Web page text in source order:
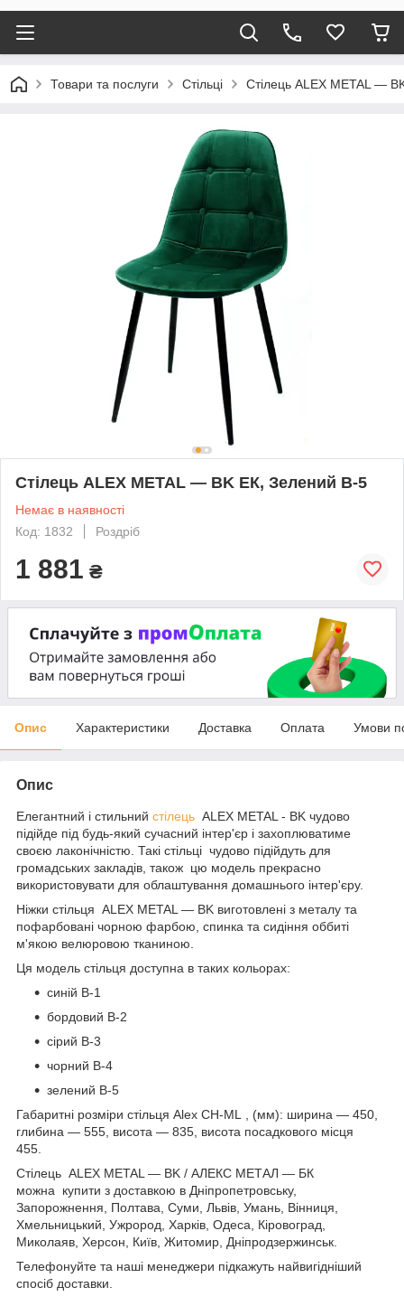
Товари та послуги Стільці Стілець ALEX METAL —
Стілець ALEX METAL — BK ЕК, Зелений В-5
Немає в наявності
Код: 1832
Роздріб
1 881 ₴
Опис Характеристики Доставка Оплата Умови
Опис
Елегантний і стильний стілець ALEX METAL - BK чудово
підійде під будь-який сучасний інтер'єр і захоплюватиме
своєю лаконічністю. Такі стільці чудово підійдуть для
громадських закладів, також цю модель прекрасно
використовувати для облаштування домашнього інтер'єру.
Ніжки стільця ALEX METAL — BK виготовлені з металу та
пофарбовані чорною фарбою, спинка та сидіння оббиті
м'якою велюровою тканиною.
Ця модель стільця доступна в таких кольорах:
синій В-1
бордовий В-2
сірий В-3
чорний В-4
зелений В-5
Габаритні розміри стільця Alex CН-ML , (мм): ширина — 450,
глибина — 555, висота — 835, висота посадкового місця
455.
Стілець ALEX METAL — BK / АЛЕКС МЕТАЛ — БК
можна купити з доставкою в Дніпропетровську,
Запорожнення, Полтава, Суми, Львів, Умань, Вінниця,
Хмельницький, Ужрород, Харків, Одеса, Кіровоград,
Миколаяв, Херсон, Київ, Житомир, Дніпродзержинськ.
Телефонуйте та наші менеджери підкажуть найвигідніший
спосіб доставки.